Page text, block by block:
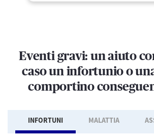
Eventi gravi: un aiuto
caso un infortunio o
comportino
INFORTUNI MALATTIA